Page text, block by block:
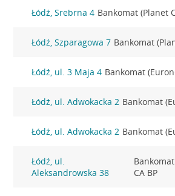
Łódź, Srebrna 4 Bankomat (Planet
Łódź, Szparagowa 7 Bankomat
Łódź, ul. 3 Maja 4 Bankomat
Łódź, ul. Adwokacka 2 Bankomat
Łódź, ul. Adwokacka 2 Bankomat
Łódź, ul.
Aleksandrowska 38
CA BP